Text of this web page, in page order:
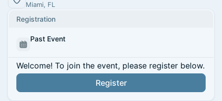
Miami, FL
Registration
Past Event
Welcome! To join the event, please register below.
Register